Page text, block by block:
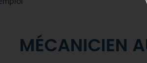
MÉCANICIEN